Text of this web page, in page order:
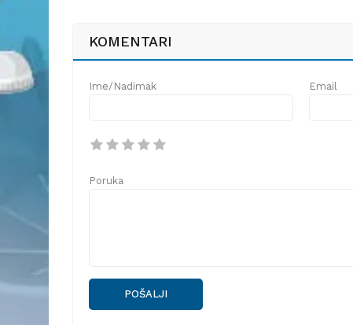
KOMENTARI
Ime/Nadimak Email
Poruka
POŠALJI